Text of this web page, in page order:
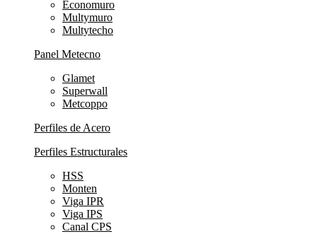
Economuro
Multymuro
Multytecho
Panel Metecno
Glamet
Superwall
Metcoppo
Perfiles de Acero
Perfiles Estructurales
HSS
Monten
Viga IPR
Viga IPS
Canal CPS